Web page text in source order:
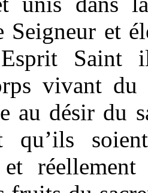
Seigneur et
Saint
vivant
au désir du
qu’ils
et